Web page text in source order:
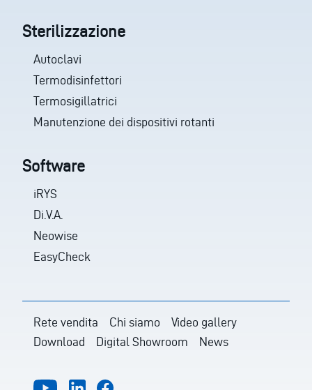
Sterilizzazione
Autoclavi
Termodisinfettori
Termosigillatrici
Manutenzione dei dispositivi rotanti
Software
iRYS
Di.V.A.
Neowise
EasyCheck
Rete vendita Chi siamo
Video gallery
Download
Digital Showroom News